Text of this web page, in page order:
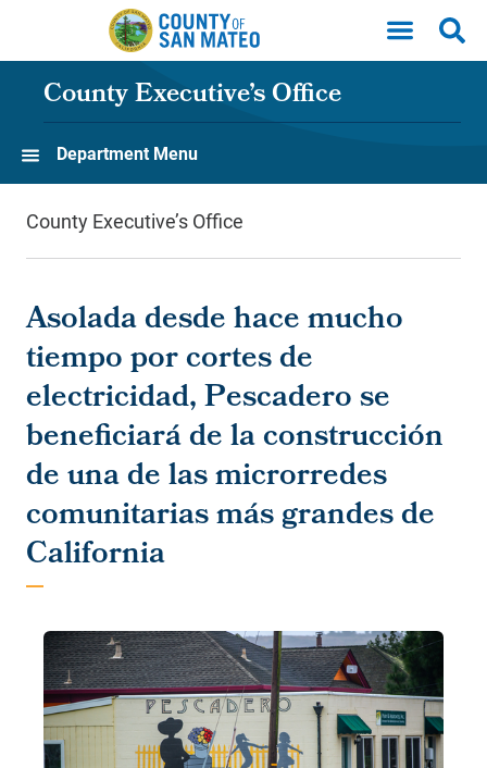
Skip to main content
County Executive’s Office
Department Menu
County Executive’s Office
Asolada desde hace mucho
tiempo por cortes de
electricidad, Pescadero se
beneficiará de la construcción
de una de las microrredes
comunitarias más grandes de
California